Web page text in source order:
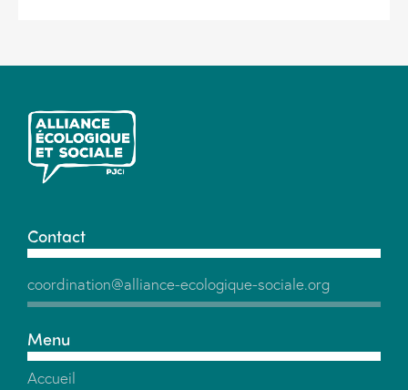
Contact
coordination@alliance-ecologique-sociale.org
Menu
Accueil